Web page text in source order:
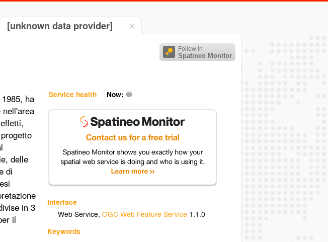
[unknown data provider]
Follow in
Spatineo Monitor
Service health Now:
Interface
Web Service,OGC Web Feature Service 1.1.0
Keywords
ha
nell'area
delle
di
in 3
il